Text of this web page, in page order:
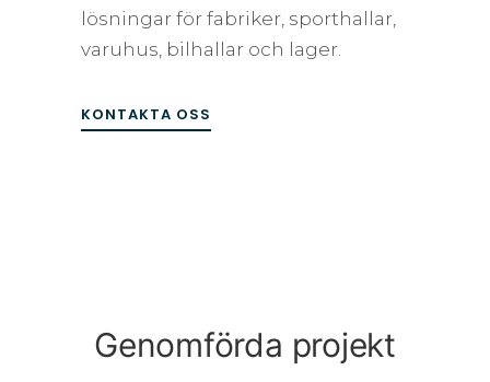
lösningar för fabriker, sporthallar,
varuhus, bilhallar och lager.
KONTAKTA OSS
Genomförda projekt